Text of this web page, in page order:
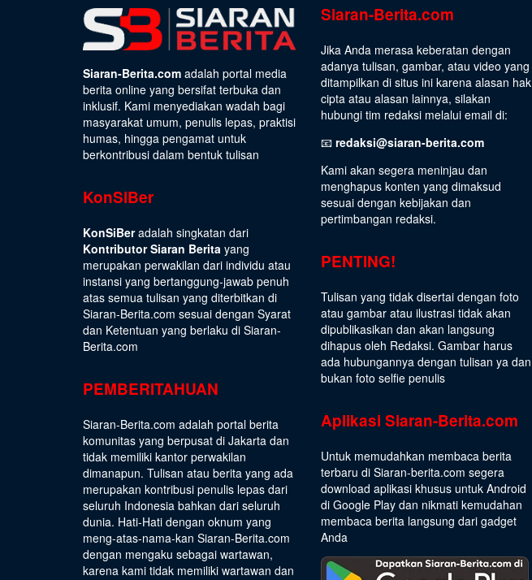
Siaran-Berita.com adalah portal media
berita online yang bersifat terbuka dan
inklusif. Kami menyediakan wadah bagi
masyarakat umum, penulis lepas, praktisi
humas, hingga pengamat untuk
berkontribusi dalam bentuk tulisan
KonSiBer
KonSiBeradalah singkatan dari
Kontributor Siaran Berita yang
merupakan perwakilan dari individu atau
instansi yang bertanggung-jawab penuh
atas semua tulisan yang diterbitkan di
Siaran-Berita.com sesuai dengan Syarat
dan Ketentuan yang berlaku di Siaran-
Berita.com
PEMBERITAHUAN
Siaran-Berita.com adalah portal berita
komunitas yang berpusat di Jakarta dan
tidak memiliki kantor perwakilan
dimanapun. Tulisan atau berita yang ada
merupakan kontribusi penulis lepas dari
seluruh Indonesia bahkan dari seluruh
dunia. Hati-Hati dengan oknum yang
meng-atas-nama-kan Siaran-Berita.com
dengan mengaku sebagai wartawan,
karena kami tidak memiliki wartawan dan
Siaran-Berita.com
Jika Anda merasa keberatan dengan
adanya tulisan, gambar, atau video yang
ditampilkan di situs ini karena alasan hak
cipta atau alasan lainnya, silakan
hubungi tim redaksi melalui email di:
📧 redaksi@siaran-berita.com
Kami akan segera meninjau dan
menghapus konten yang dimaksud
sesuai dengan kebijakan dan
pertimbangan redaksi.
PENTING!
Tulisan yang tidak disertai dengan foto
atau gambar atau ilustrasi tidak akan
dipublikasikan dan akan langsung
dihapus oleh Redaksi. Gambar harus
ada hubungannya dengan tulisan ya dan
bukan foto selfie penulis
Aplikasi Siaran-Berita.com
Untuk memudahkan membaca berita
terbaru di Siaran-berita.com segera
download aplikasi khusus untuk Android
di Google Play dan nikmati kemudahan
membaca berita langsung dari gadget
Anda